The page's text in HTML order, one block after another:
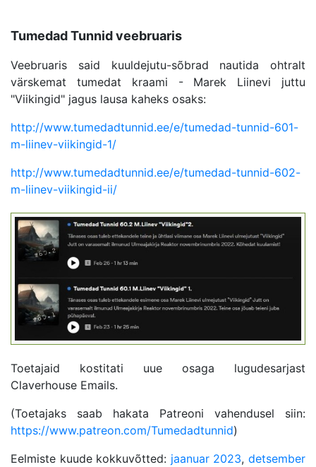
Tumedad Tunnid veebruaris
Veebruaris said kuuldejutu-sõbrad nautida ohtralt
värskemat tumedat kraami - Marek Liinevi juttu
"Viikingid" jagus lausa kaheks osaks:
http://www.tumedadtunnid.ee/e/tumedad-tunnid-601-
m-liinev-viikingid-1/
http://www.tumedadtunnid.ee/e/tumedad-tunnid-602-
m-liinev-viikingid-ii/
Toetajaid kostitati uue osaga lugudesarjast
Claverhouse Emails.
(Toetajaks saab hakata Patreoni vahendusel siin:
https://www.patreon.com/Tumedadtunnid)
Eelmiste kuude kokkuvõtted: jaanuar 2023,detsember